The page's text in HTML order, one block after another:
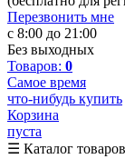
Перезвонить мне
с 8:00 до 21:00
Без выходных
Товаров: 0
Самое время
что-нибудь купить
Корзина
пуста
☰ Каталог товаров